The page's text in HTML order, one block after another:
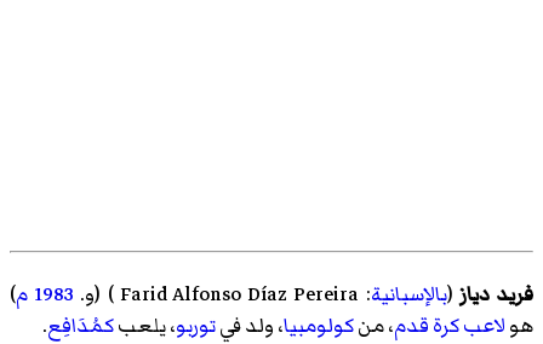
فريد دياز(بالإسبانية:
Farid Alfonso Díaz Pereira )‏ (و. 1983 م)
هولاعب كرة قدم، منكولومبيا، ولد فيتوربو، يلعبكمُدَافِع.